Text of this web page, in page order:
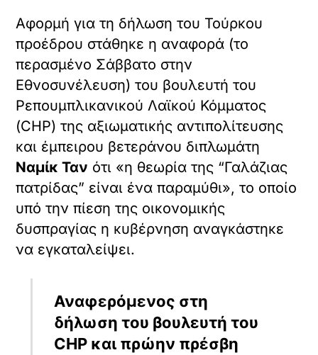
Αφορμή για τη δήλωση του Τούρκου
προέδρου στάθηκε η αναφορά (το
περασμένο Σάββατο στην
Εθνοσυνέλευση) του βουλευτή του
Ρεπουμπλικανικού Λαϊκού Κόμματος
(CHP) της αξιωματικής αντιπολίτευσης
και έμπειρου βετεράνου διπλωμάτη
Ναμίκ Ταν ότι «η θεωρία της “Γαλάζιας
πατρίδας” είναι ένα παραμύθι», το οποίο
υπό την πίεση της οικονομικής
δυσπραγίας η κυβέρνηση αναγκάστηκε
να εγκαταλείψει.
Αναφερόμενος στη
δήλωση του βουλευτή του
CHP και πρώην πρέσβη